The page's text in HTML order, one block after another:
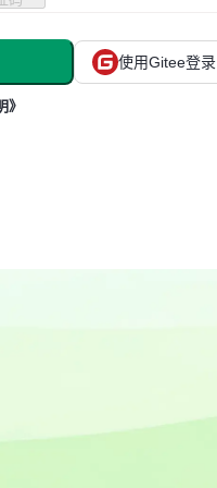
使用Gitee登录
》